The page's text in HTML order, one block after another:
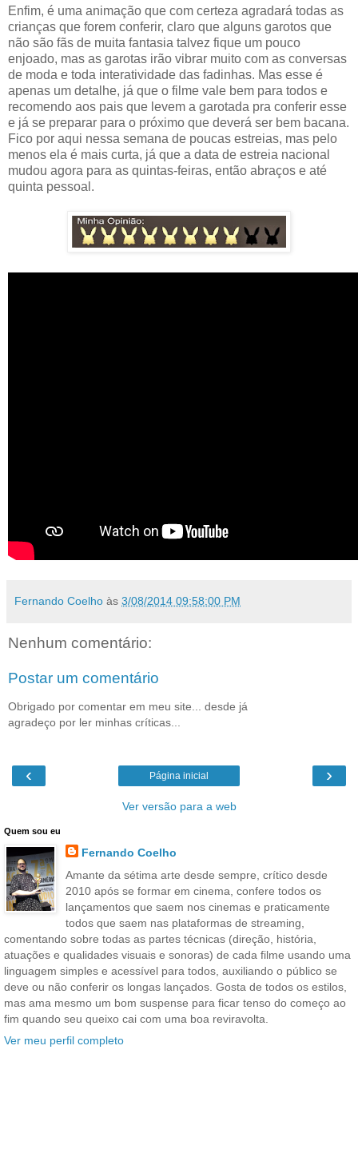
Enfim, é uma animação que com certeza agradará todas as
crianças que forem conferir, claro que alguns garotos que
não são fãs de muita fantasia talvez fique um pouco
enjoado, mas as garotas irão vibrar muito com as conversas
de moda e toda interatividade das fadinhas. Mas esse é
apenas um detalhe, já que o filme vale bem para todos e
recomendo aos pais que levem a garotada pra conferir esse
e já se preparar para o próximo que deverá ser bem bacana.
Fico por aqui nessa semana de poucas estreias, mas pelo
menos ela é mais curta, já que a data de estreia nacional
mudou agora para as quintas-feiras, então abraços e até
quinta pessoal.
Fernando Coelho às 3/08/2014 09:58:00 PM
Nenhum comentário:
Postar um comentário
Obrigado por comentar em meu site... desde já
agradeço por ler minhas críticas...
‹ ›
Página inicial
Ver versão para a web
Quem sou eu
Fernando Coelho
Amante da sétima arte desde sempre, crítico desde
2010 após se formar em cinema, confere todos os
lançamentos que saem nos cinemas e praticamente
todos que saem nas plataformas de streaming,
comentando sobre todas as partes técnicas (direção, história,
atuações e qualidades visuais e sonoras) de cada filme usando uma
linguagem simples e acessível para todos, auxiliando o público se
deve ou não conferir os longas lançados. Gosta de todos os estilos,
mas ama mesmo um bom suspense para ficar tenso do começo ao
fim quando seu queixo cai com uma boa reviravolta.
Ver meu perfil completo